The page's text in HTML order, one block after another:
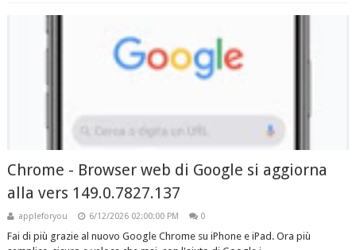
Chrome - Browser web di Google si aggiorna
alla vers 149.0.7827.137
appleforyou 6/12/2026 02:00:00 PM 0
Fai di più grazie al nuovo Google Chrome su iPhone e iPad. Ora più